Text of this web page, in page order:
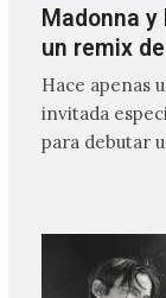
Madonna
un remix
Hace apenas
invitada
para debutar